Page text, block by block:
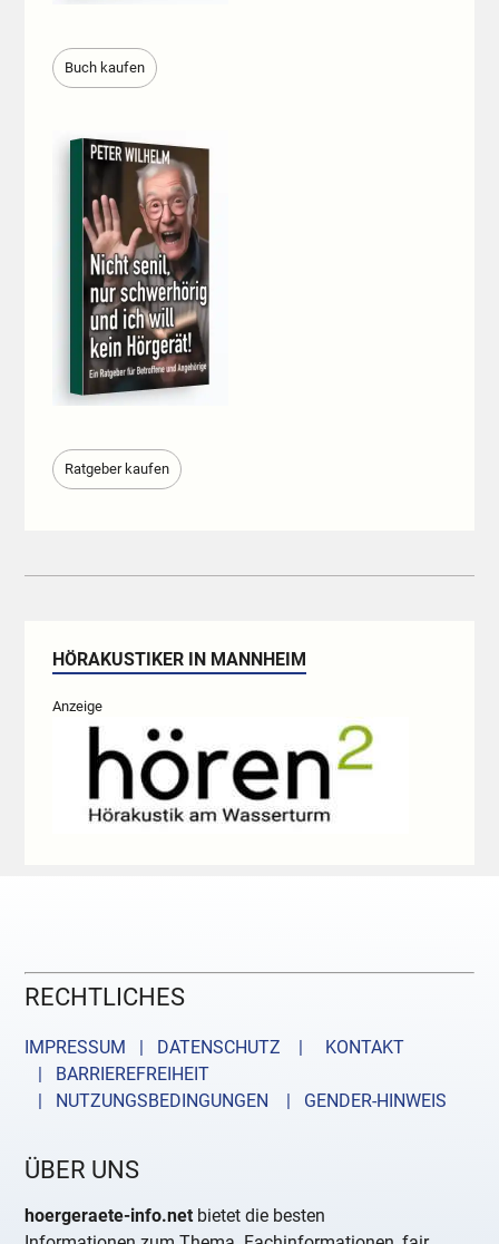
Buch kaufen
Ratgeber kaufen
HÖRAKUSTIKER IN MANNHEIM
Anzeige
RECHTLICHES
IMPRESSUM | DATENSCHUTZ |
KONTAKT
| BARRIEREFREIHEIT
| NUTZUNGSBEDINGUNGEN
| GENDER-HINWEIS
ÜBER UNS
hoergeraete-info.net bietet die besten